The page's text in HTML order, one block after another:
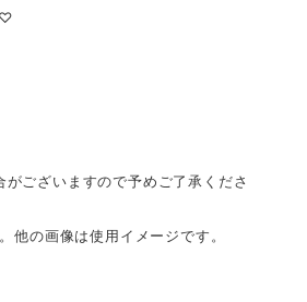
♡
ございますので予めご了承くださ
他の画像は使用イメージです。